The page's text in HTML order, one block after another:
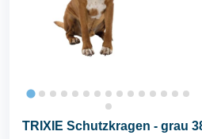
TRIXIE Schutzkragen - grau